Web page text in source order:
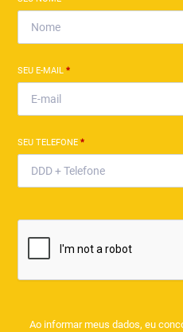
SEU E-MAIL*
SEU TELEFONE*
Ao informar meus dados, eu